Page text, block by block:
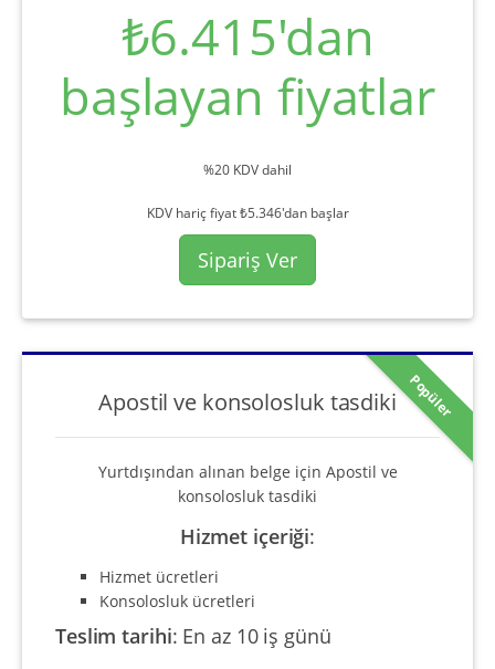
₺6.415'dan
başlayan fiyatlar
%20 KDV dahil
KDV hariç fiyat ₺5.346'dan başlar
Sipariş Ver
Popüler
Apostil ve konsolosluk tasdiki
Yurtdışından alınan belge için Apostil ve
konsolosluk tasdiki
Hizmet içeriği:
Hizmet ücretleri
Konsolosluk ücretleri
Teslim tarihi: En az 10 iş günü